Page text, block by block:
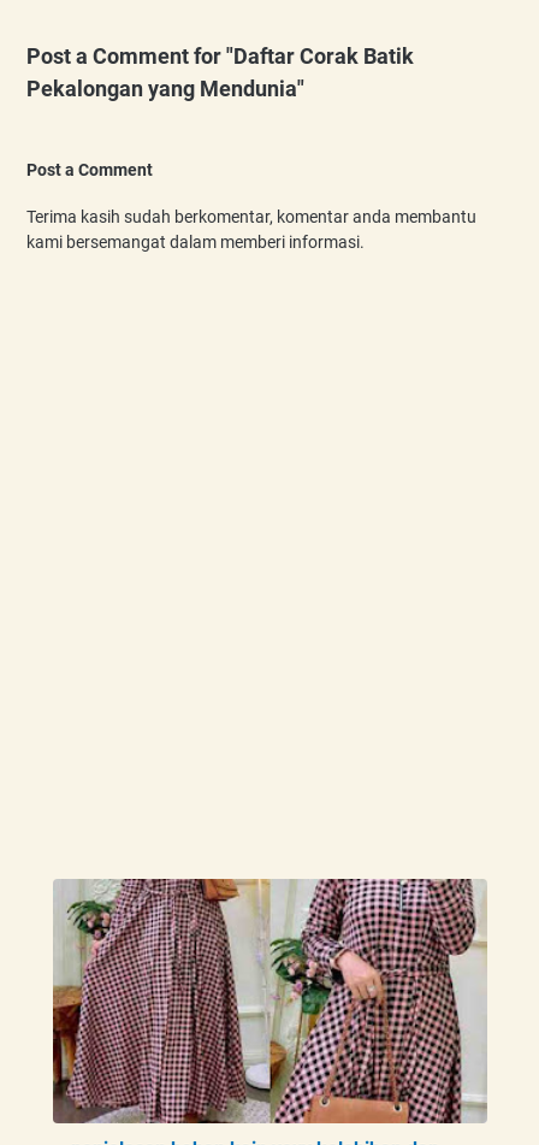
Post a Comment for "Daftar Corak Batik
Pekalongan yang Mendunia"
Post a Comment
Terima kasih sudah berkomentar, komentar anda membantu
kami bersemangat dalam memberi informasi.